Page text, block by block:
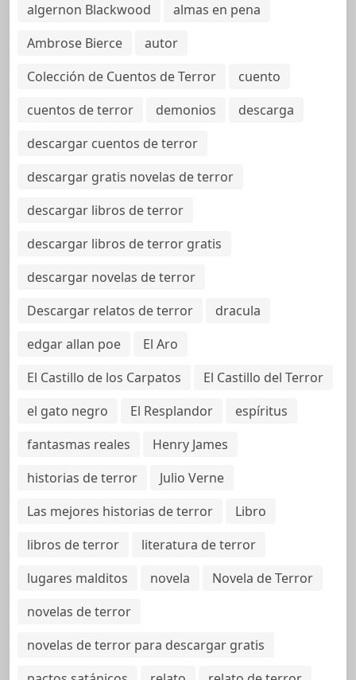
algernon Blackwood
almas en pena
Ambrose Bierce
autor
Colección de Cuentos de Terror
cuento
cuentos de terror
demonios
descarga
descargar cuentos de terror
descargar gratis novelas de terror
descargar libros de terror
descargar libros de terror gratis
descargar novelas de terror
Descargar relatos de terror
dracula
edgar allan poe
El Aro
El Castillo de los Carpatos
El Castillo del Terror
el gato negro
El Resplandor
espíritus
fantasmas reales
Henry James
historias de terror
Julio Verne
Las mejores historias de terror
Libro
libros de terror
literatura de terror
lugares malditos
novela
Novela de Terror
novelas de terror
novelas de terror para descargar gratis